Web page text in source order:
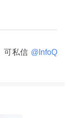
可私信